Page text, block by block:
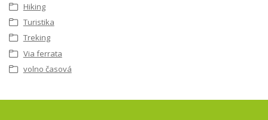
Hiking
Turistika
Treking
Via ferrata
volno časová